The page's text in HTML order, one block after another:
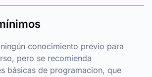
conocimiento previo para
pero se recomienda
básicas de programacion, que